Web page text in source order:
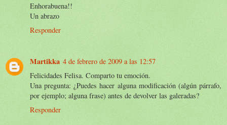
Enhorabuena!!
Un abrazo
Responder
Martikka 4 de febrero de 2009 a las 12:57
Felicidades Felisa. Comparto tu emoción.
Una pregunta: ¿Puedes hacer alguna modificación (algún párrafo,
por ejemplo; alguna frase) antes de devolver las galeradas?
Responder